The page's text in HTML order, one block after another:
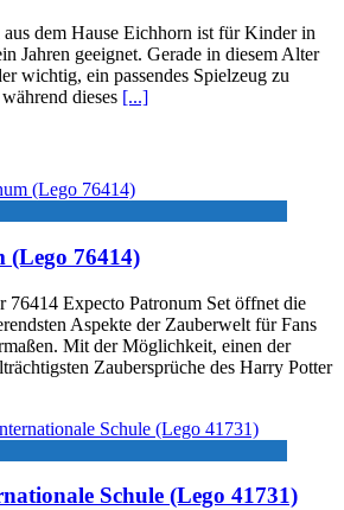
dem Hause Eichhorn ist für Kinder in
Jahren geeignet. Gerade in diesem Alter
wichtig, ein passendes Spielzeug zu
dieses [...]
(Lego 76414)
Expecto Patronum Set öffnet die
Aspekte der Zauberwelt für Fans
Mit der Möglichkeit, einen der
Zaubersprüche des Harry Potter
Schule (Lego 41731)